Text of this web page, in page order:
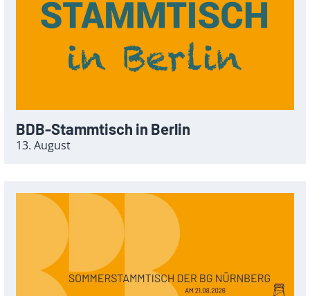
BDB-Stammtisch in Berlin
13. August